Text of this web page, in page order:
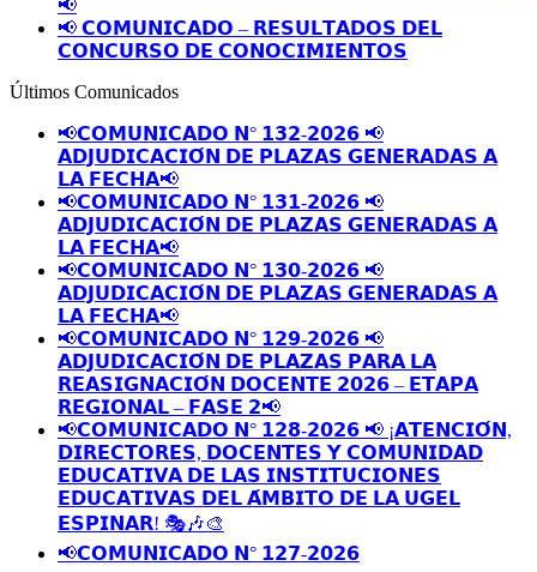
📢
📢 𝗖𝗢𝗠𝗨𝗡𝗜𝗖𝗔𝗗𝗢 – 𝗥𝗘𝗦𝗨𝗟𝗧𝗔𝗗𝗢𝗦 𝗗𝗘𝗟
𝗖𝗢𝗡𝗖𝗨𝗥𝗦𝗢 𝗗𝗘 𝗖𝗢𝗡𝗢𝗖𝗜𝗠𝗜𝗘𝗡𝗧𝗢𝗦
Últimos Comunicados
📢𝗖𝗢𝗠𝗨𝗡𝗜𝗖𝗔𝗗𝗢 𝗡° 𝟭𝟯𝟮-𝟮𝟬𝟮𝟲 📢
𝗔𝗗𝗝𝗨𝗗𝗜𝗖𝗔𝗖𝗜𝗢́𝗡 𝗗𝗘 𝗣𝗟𝗔𝗭𝗔𝗦 𝗚𝗘𝗡𝗘𝗥𝗔𝗗𝗔𝗦 𝗔
𝗟𝗔 𝗙𝗘𝗖𝗛𝗔📢
📢𝗖𝗢𝗠𝗨𝗡𝗜𝗖𝗔𝗗𝗢 𝗡° 𝟭𝟯𝟭-𝟮𝟬𝟮𝟲 📢
𝗔𝗗𝗝𝗨𝗗𝗜𝗖𝗔𝗖𝗜𝗢́𝗡 𝗗𝗘 𝗣𝗟𝗔𝗭𝗔𝗦 𝗚𝗘𝗡𝗘𝗥𝗔𝗗𝗔𝗦 𝗔
𝗟𝗔 𝗙𝗘𝗖𝗛𝗔📢
📢𝗖𝗢𝗠𝗨𝗡𝗜𝗖𝗔𝗗𝗢 𝗡° 𝟭𝟯𝟬-𝟮𝟬𝟮𝟲 📢
𝗔𝗗𝗝𝗨𝗗𝗜𝗖𝗔𝗖𝗜𝗢́𝗡 𝗗𝗘 𝗣𝗟𝗔𝗭𝗔𝗦 𝗚𝗘𝗡𝗘𝗥𝗔𝗗𝗔𝗦 𝗔
𝗟𝗔 𝗙𝗘𝗖𝗛𝗔📢
📢𝗖𝗢𝗠𝗨𝗡𝗜𝗖𝗔𝗗𝗢 𝗡° 𝟭𝟮𝟵-𝟮𝟬𝟮𝟲 📢
𝗔𝗗𝗝𝗨𝗗𝗜𝗖𝗔𝗖𝗜𝗢́𝗡 𝗗𝗘 𝗣𝗟𝗔𝗭𝗔𝗦 𝗣𝗔𝗥𝗔 𝗟𝗔
𝗥𝗘𝗔𝗦𝗜𝗚𝗡𝗔𝗖𝗜𝗢́𝗡 𝗗𝗢𝗖𝗘𝗡𝗧𝗘 𝟮𝟬𝟮𝟲 – 𝗘𝗧𝗔𝗣𝗔
𝗥𝗘𝗚𝗜𝗢𝗡𝗔𝗟 – 𝗙𝗔𝗦𝗘 𝟮📢
📢𝗖𝗢𝗠𝗨𝗡𝗜𝗖𝗔𝗗𝗢 𝗡° 𝟭𝟮𝟴-𝟮𝟬𝟮𝟲 📢 ¡𝗔𝗧𝗘𝗡𝗖𝗜𝗢́𝗡,
𝗗𝗜𝗥𝗘𝗖𝗧𝗢𝗥𝗘𝗦, 𝗗𝗢𝗖𝗘𝗡𝗧𝗘𝗦 𝗬 𝗖𝗢𝗠𝗨𝗡𝗜𝗗𝗔𝗗
𝗘𝗗𝗨𝗖𝗔𝗧𝗜𝗩𝗔 𝗗𝗘 𝗟𝗔𝗦 𝗜𝗡𝗦𝗧𝗜𝗧𝗨𝗖𝗜𝗢𝗡𝗘𝗦
𝗘𝗗𝗨𝗖𝗔𝗧𝗜𝗩𝗔𝗦 𝗗𝗘𝗟 𝗔́𝗠𝗕𝗜𝗧𝗢 𝗗𝗘 𝗟𝗔 𝗨𝗚𝗘𝗟
𝗘𝗦𝗣𝗜𝗡𝗔𝗥! 🎭🎶🎨
📢𝗖𝗢𝗠𝗨𝗡𝗜𝗖𝗔𝗗𝗢 𝗡° 𝟭𝟮𝟳-𝟮𝟬𝟮𝟲